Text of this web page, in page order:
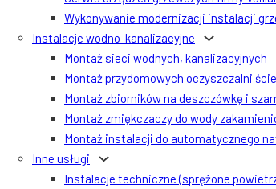
Wykonywanie modernizacji instalacji
Instalacje wodno-kanalizacyjne
Montaż sieci wodnych, kanalizacyjnych
Montaż przydomowych oczyszczalni
Montaż zbiorników na deszczówkę i
Montaż zmiękczaczy do wody
Montaż instalacji do automatycznego
Inne usługi
Instalacje techniczne (sprężone